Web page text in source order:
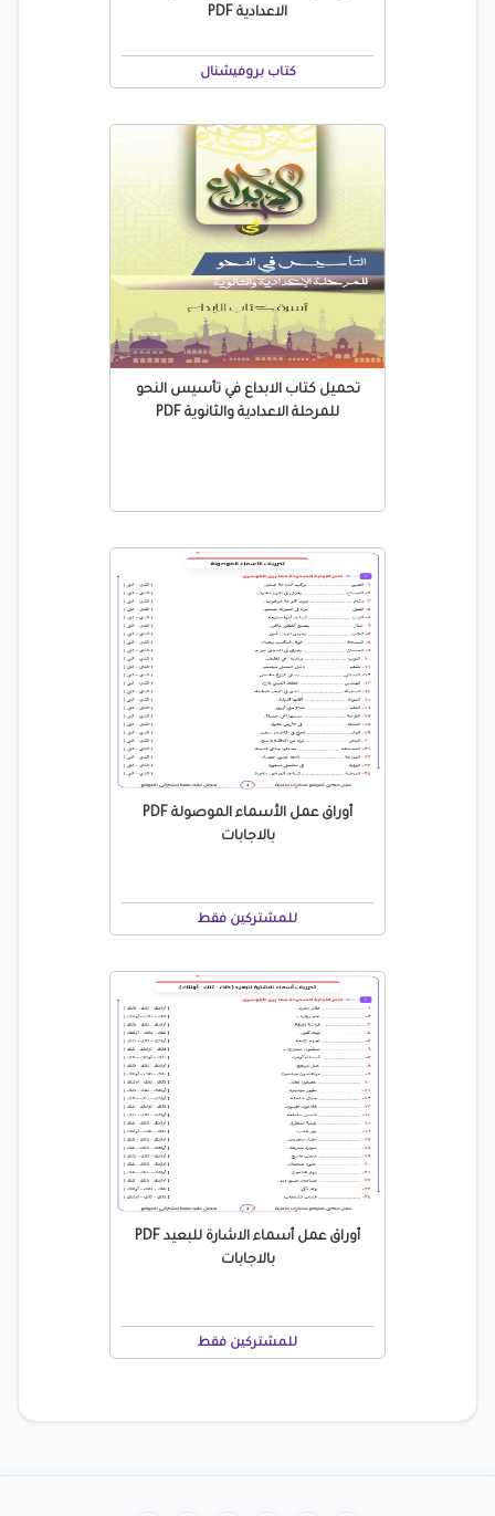
الاعدادية PDF
كتاب بروفيشنال
تحميل كتاب الابداع في تأسيس النحو
للمرحلة الاعدادية والثانوية PDF
أوراق عمل الأسماء الموصولة PDF
بالاجابات
للمشتركين فقط
أوراق عمل أسماء الاشارة للبعيد PDF
بالاجابات
للمشتركين فقط